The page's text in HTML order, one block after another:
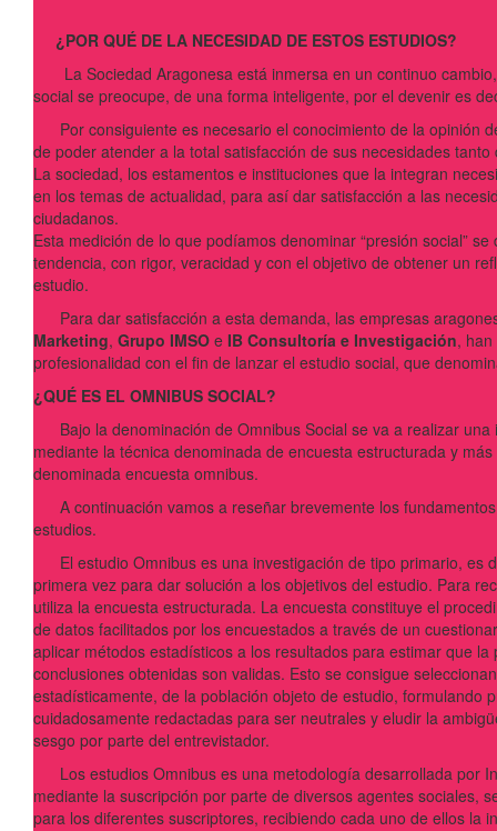
¿POR QUÉ DE LA NECESIDAD DE ESTOS ESTUDIOS?
La Sociedad Aragonesa está inmersa en un continuo
social se preocupe, de una forma inteligente, por el devenir es
Por consiguiente es necesario el conocimiento de la opinión
de poder atender a la total satisfacción de sus necesidades
La sociedad, los estamentos e instituciones que la integran
en los temas de actualidad, para así dar satisfacción a las
ciudadanos.
Esta medición de lo que podíamos denominar “presión social”
tendencia, con rigor, veracidad y con el objetivo de obtener un
estudio.
Para dar satisfacción a esta demanda, las empresas
Marketing, Grupo IMSO e IB Consultoría e Investigación,
profesionalidad con el fin de lanzar el estudio social, que
¿QUÉ ES EL OMNIBUS SOCIAL?
Bajo la denominación de Omnibus Social se va a realizar una
mediante la técnica denominada de encuesta estructurada y
denominada encuesta omnibus.
A continuación vamos a reseñar brevemente los
estudios.
El estudio Omnibus es una investigación de tipo primario, es
primera vez para dar solución a los objetivos del estudio. Para
utiliza la encuesta estructurada. La encuesta constituye el
de datos facilitados por los encuestados a través de un
aplicar métodos estadísticos a los resultados para estimar que la
conclusiones obtenidas son validas. Esto se consigue
estadísticamente, de la población objeto de estudio, formulando
cuidadosamente redactadas para ser neutrales y eludir la
sesgo por parte del entrevistador.
Los estudios Omnibus es una metodología desarrollada por
mediante la suscripción por parte de diversos agentes sociales,
para los diferentes suscriptores, recibiendo cada uno de ellos la